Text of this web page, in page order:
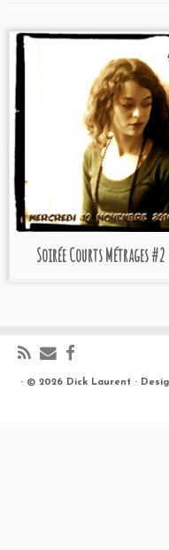
Soirée Courts Métrages #2
· © 2026 Dick Laurent ·